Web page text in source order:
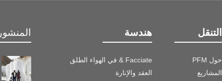
التنقل
حول PFM
المشاريع
هندسة
Facciate & في الهواء الطلق
العقد والإنارة